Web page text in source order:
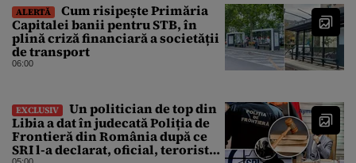
ALERTĂ
Cum risipește Primăria
Capitalei banii pentru STB, în
plină criză financiară a societății
de transport
06:00
EXCLUSIV
Un politician de top din
Libia a dat în judecată Poliția de
Frontieră din România după ce
SRI l-a declarat, oficial, terorist